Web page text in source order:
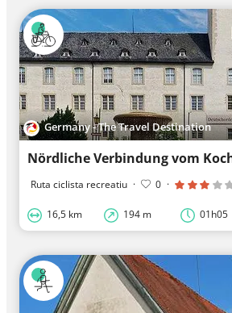
Germany - The Travel Destination
Ruta ciclista recreatiu · 0 ·
16,5 km 194 m 01h05